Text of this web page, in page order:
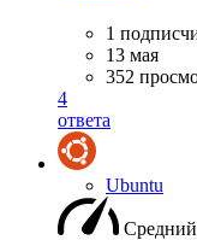
1
13 мая
352
4
ответа
Ubuntu
Средний